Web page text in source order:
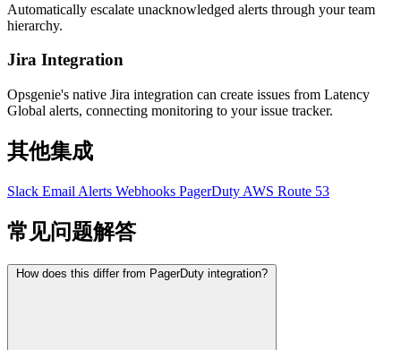
Automatically escalate unacknowledged alerts through your team
hierarchy.
Jira Integration
Opsgenie's native Jira integration can create issues from Latency
Global alerts, connecting monitoring to your issue tracker.
其他集成
Slack Email Alerts Webhooks PagerDuty AWS Route 53
常见问题解答
How does this differ from PagerDuty integration?